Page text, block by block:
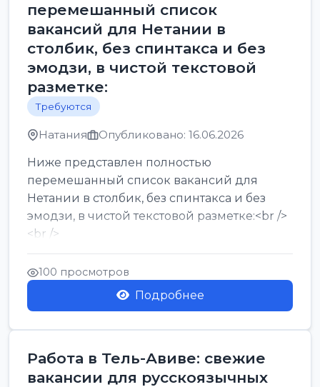
перемешанный список
вакансий для Нетании в
столбик, без спинтакса и без
эмодзи, в чистой текстовой
разметке:
Требуются
Натания Опубликовано: 16.06.2026
Ниже представлен полностью
перемешанный список вакансий для
Нетании в столбик, без спинтакса и без
эмодзи, в чистой текстовой разметке:<br />
<br />
Работа в Нетании на мебельном
производстве: требу...
100 просмотров
Подробнее
Работа в Тель-Авиве: свежие
вакансии для русскоязычных